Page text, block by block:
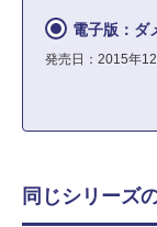
電子版：ダ
発売日：2015年
同じシリーズ